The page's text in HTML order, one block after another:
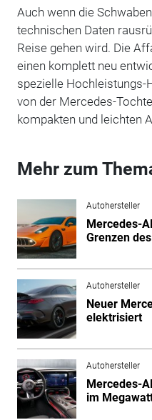
Auch wenn die
technischen Daten
Reise gehen wird. Die
einen komplett neu
spezielle
von der Mercedes-
kompakten und leichten
Mehr zum
Autohersteller
Mercedes-
Grenzen
Autohersteller
Neuer
elektrisiert
Autohersteller
Mercedes-
im